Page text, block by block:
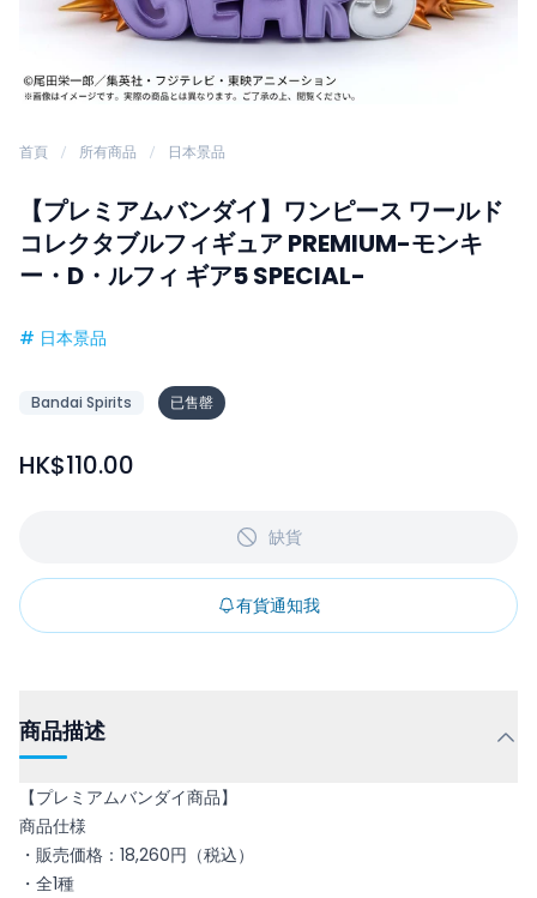
首頁 所有商品 日本景品
【プレミアムバンダイ】ワンピース ワールド
コレクタブルフィギュア PREMIUM-モンキ
ー・D・ルフィ ギア5 SPECIAL-
# 日本景品
Bandai Spirits 已售罄
HK$110.00
缺貨
有貨通知我
商品描述
【プレミアムバンダイ商品】
商品仕様
・販売価格：18,260円（税込）
・全1種